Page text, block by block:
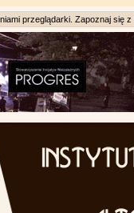
przeglądarki. Zapoznaj się z